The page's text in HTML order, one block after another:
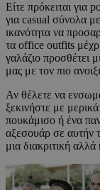
Είτε πρόκειται για
για casual σύνολα
ικανότητα να
τα office outfits
γαλάζιο προσθέτει
μας με τον πιο
Αν θέλετε να
ξεκινήστε με
πουκάμισο ή ένα
αξεσουάρ σε αυτήν
μια διακριτική